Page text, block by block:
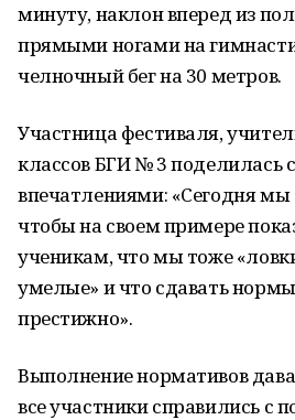
минуту, наклон вперед из
прямыми ногами на
челночный бег на 30 метров.
Участница фестиваля,
классов БГИ № 3 поделилась
впечатлениями: «Сегодня мы
чтобы на своем примере
ученикам, что мы тоже
умелые» и что сдавать
престижно».
Выполнение нормативов
все участники справились с